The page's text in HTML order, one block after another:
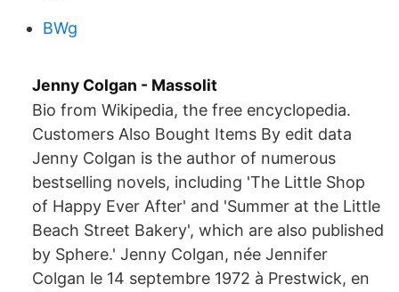
BWg
Jenny Colgan - Massolit
Bio from Wikipedia, the free encyclopedia.
Customers Also Bought Items By edit data
Jenny Colgan is the author of numerous
bestselling novels, including 'The Little Shop
of Happy Ever After' and 'Summer at the Little
Beach Street Bakery', which are also published
by Sphere.' Jenny Colgan, née Jennifer
Colgan le 14 septembre 1972 à Prestwick, en